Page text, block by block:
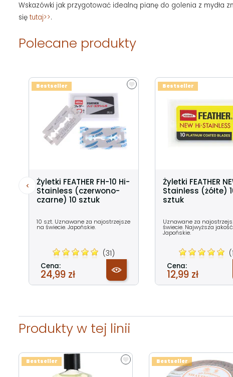
Wskazówki jak przygotować idealną pianę do golenia z mydła
się tutaj>>.
Polecane produkty
Żyletki FEATHER FH-10 Hi-
Stainless (czerwono-
czarne) 10 sztuk
10 szt. Uznawane za najostrzejsze
na świecie. Japońskie.
(31)
Cena:
24,99 zł
Bestseller
Żyletki FEATHER
Stainless (żółte)
sztuk
Uznawane za
świecie. Najwyższa
Japońskie.
Cena:
12,99 zł
Bestseller
Produkty w tej linii
Bestseller Bestseller